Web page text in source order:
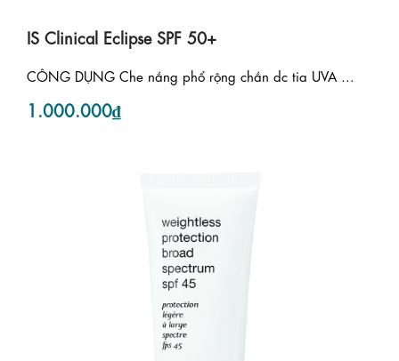
IS Clinical Eclipse SPF 50+
CÔNG DỤNG Che nắng phổ rộng chắn dc tia UVA ...
1.000.000₫